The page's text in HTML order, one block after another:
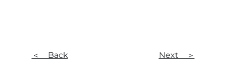
＜ Back Next ＞